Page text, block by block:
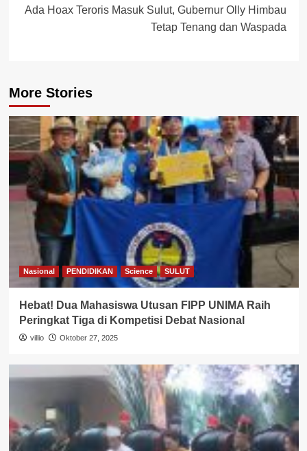
Ada Hoax Teroris Masuk Sulut, Gubernur Olly Himbau
Tetap Tenang dan Waspada
More Stories
Nasional PENDIDIKAN Science SULUT
Hebat! Dua Mahasiswa Utusan FIPP UNIMA Raih
Peringkat Tiga di Kompetisi Debat Nasional
villio Oktober 27, 2025